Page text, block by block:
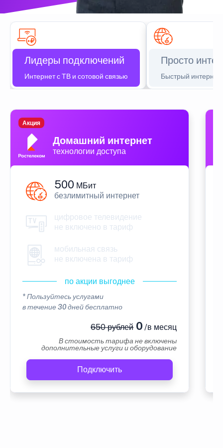
Лидеры подключений
Интернет с ТВ и сотовой связью
Просто
Быстрый интернет
Домашний интернет
технологии доступа
Акция
500 МБит
безлимитный интернет
цифровое телевидение
не включено в тариф
мобильная связь
не включена в тариф
по акции выгоднее
* Пользуйтесь услугами
в течение 30 дней бесплатно
650 рублей0 /в месяц
В стоимость тарифа не включены
дополнительные услуги и оборудование
Подключить